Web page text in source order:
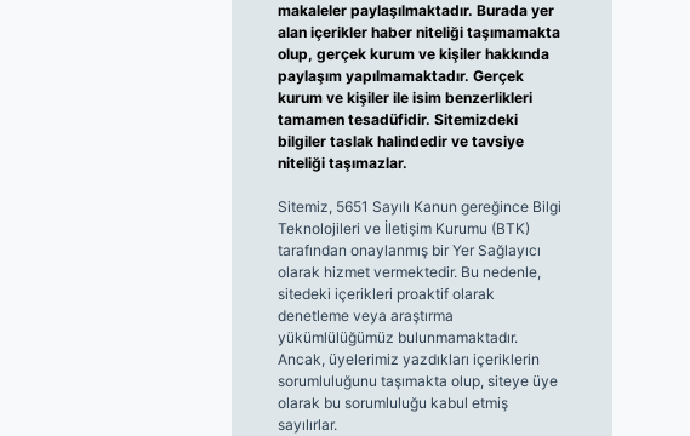
makaleler paylaşılmaktadır. Burada yer
alan içerikler haber niteliği taşımamakta
olup, gerçek kurum ve kişiler hakkında
paylaşım yapılmamaktadır. Gerçek
kurum ve kişiler ile isim benzerlikleri
tamamen tesadüfidir. Sitemizdeki
bilgiler taslak halindedir ve tavsiye
niteliği taşımazlar.
Sitemiz, 5651 Sayılı Kanun gereğince Bilgi
Teknolojileri ve İletişim Kurumu (BTK)
tarafından onaylanmış bir Yer Sağlayıcı
olarak hizmet vermektedir. Bu nedenle,
sitedeki içerikleri proaktif olarak
denetleme veya araştırma
yükümlülüğümüz bulunmamaktadır.
Ancak, üyelerimiz yazdıkları içeriklerin
sorumluluğunu taşımakta olup, siteye üye
olarak bu sorumluluğu kabul etmiş
sayılırlar.